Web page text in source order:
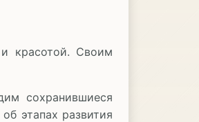
красотой. Своим
сохранившиеся
этапах развития